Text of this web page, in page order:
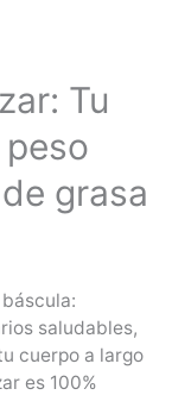
Tu
grasa
saludables,
cuerpo a largo
es 100%